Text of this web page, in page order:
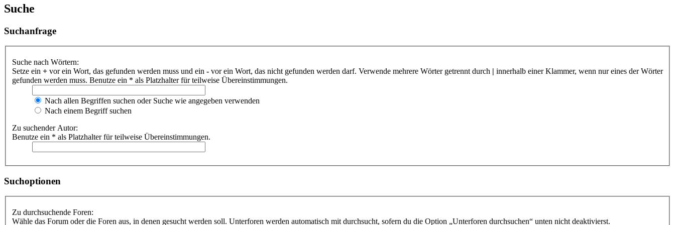
Suche
Suchanfrage
Suche nach Wörtern:
Setze ein + vor ein Wort, das gefunden werden muss und ein - vor ein Wort, das nicht gefunden werden darf. Verwende mehrere Wörter getrennt durch | innerhalb einer Klammer, wenn nur eines der Wörter
gefunden werden muss. Benutze ein * als Platzhalter für teilweise Übereinstimmungen.
Nach allen Begriffen suchen oder Suche wie angegeben verwenden
Nach einem Begriff suchen
Zu suchender Autor:
Benutze ein * als Platzhalter für teilweise Übereinstimmungen.
Suchoptionen
Zu durchsuchende Foren:
Wähle das Forum oder die Foren aus, in denen gesucht werden soll. Unterforen werden automatisch mit durchsucht, sofern du die Option „Unterforen durchsuchen“ unten nicht deaktivierst.